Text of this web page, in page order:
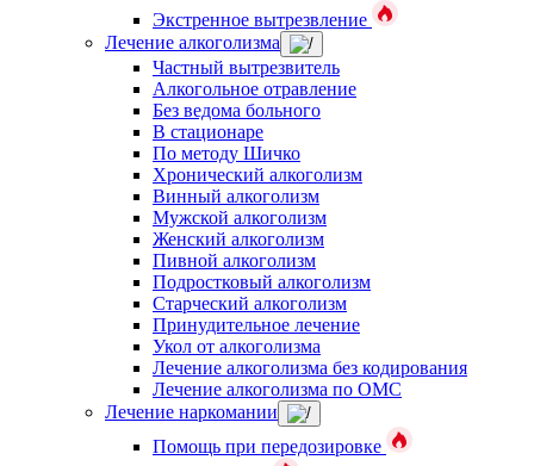
Экстренное вытрезвление
Лечение алкоголизма
Частный вытрезвитель
Алкогольное отравление
Без ведома больного
В стационаре
По методу Шичко
Хронический алкоголизм
Винный алкоголизм
Мужской алкоголизм
Женский алкоголизм
Пивной алкоголизм
Подростковый алкоголизм
Старческий алкоголизм
Принудительное лечение
Укол от алкоголизма
Лечение алкоголизма без кодирования
Лечение алкоголизма по ОМС
Лечение наркомании
Помощь при передозировке